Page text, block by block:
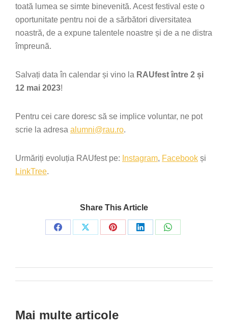
toată lumea se simte binevenită. Acest festival este o
oportunitate pentru noi de a sărbători diversitatea
noastră, de a expune talentele noastre și de a ne distra
împreună.
Salvați data în calendar și vino la RAUfest între 2 și
12 mai 2023!
Pentru cei care doresc să se implice voluntar, ne pot
scrie la adresa alumni@rau.ro.
Urmăriți evoluția RAUfest pe: Instagram, Facebook și
LinkTree.
Share This Article
Share
Share
Share
Share
Share
Post
Mai multe articole